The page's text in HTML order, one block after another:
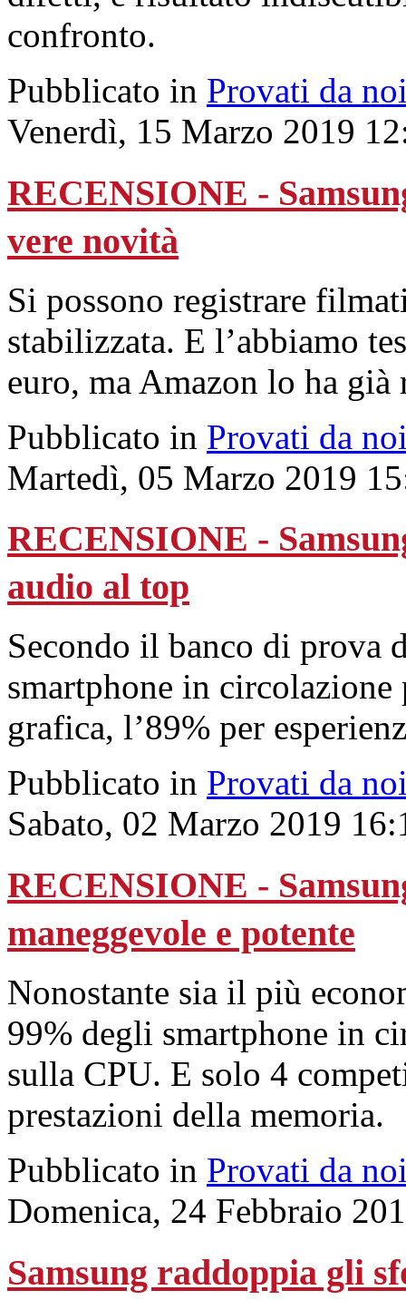
confronto.
Pubblicato in Provati da
Venerdì, 15 Marzo 2019
RECENSIONE -
vere novità
Si possono registrare
stabilizzata. E l’abbiamo
euro, ma Amazon lo ha già
Pubblicato in Provati da
Martedì, 05 Marzo 2019
RECENSIONE -
audio al top
Secondo il banco di prova
smartphone in
grafica, l’89% per
Pubblicato in Provati da
Sabato, 02 Marzo 2019
RECENSIONE -
maneggevole e potente
Nonostante sia il più
99% degli smartphone in
sulla CPU. E solo 4
prestazioni della memoria.
Pubblicato in Provati da
Domenica, 24 Febbraio
Samsung raddoppia gli